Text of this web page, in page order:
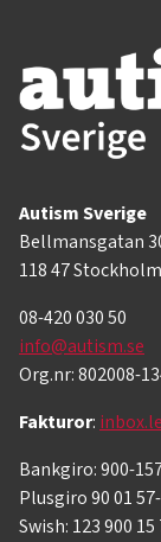
Autism Sverige
Bellmansgatan
118 47 Stockholm
08-420 030 50
info@autism.se
Org.nr: 802008-
Fakturor:
Bankgiro: 900-
Plusgiro 90 01
Swish: 123 900 15